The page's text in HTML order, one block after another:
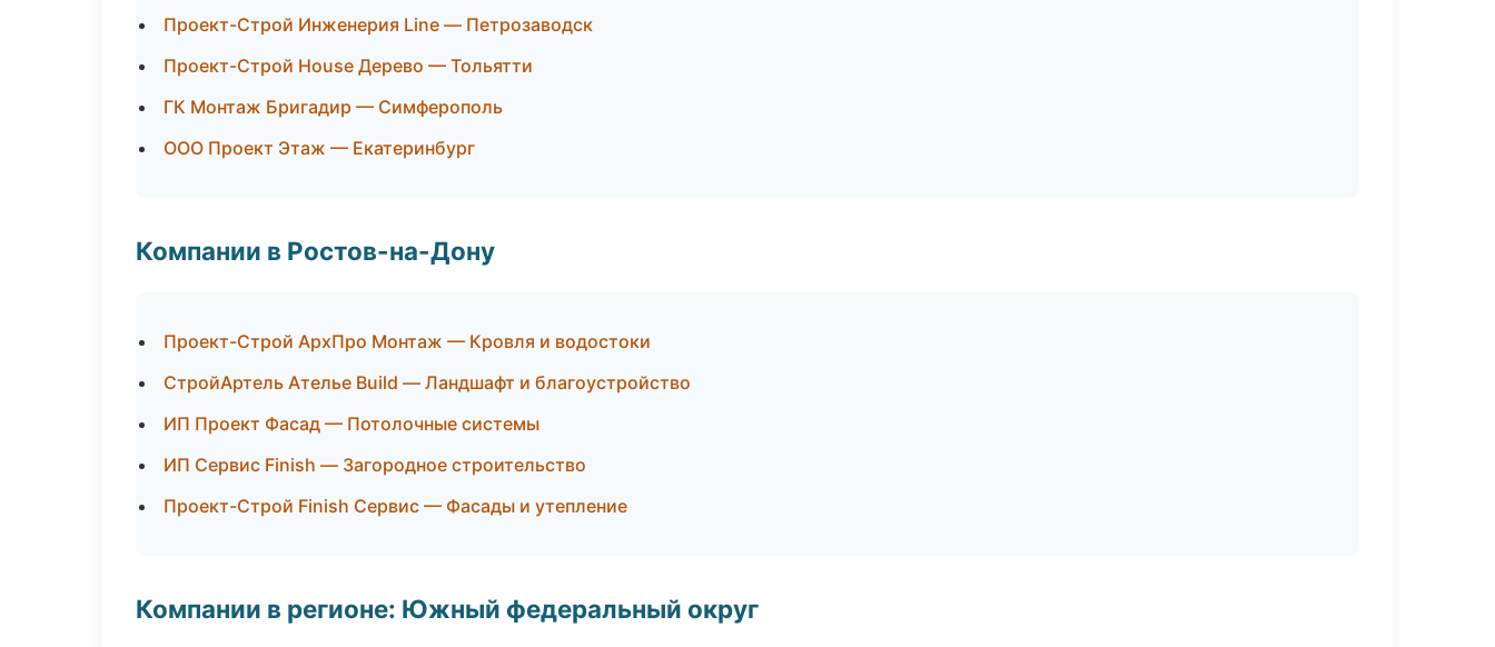
Проект-Строй Инженерия Line — Петрозаводск
Проект-Строй House Дерево — Тольятти
ГК Монтаж Бригадир — Симферополь
ООО Проект Этаж — Екатеринбург
Компании в Ростов-на-Дону
Проект-Строй АрхПро Монтаж — Кровля и водостоки
СтройАртель Ателье Build — Ландшафт и благоустройство
ИП Проект Фасад — Потолочные системы
ИП Сервис Finish — Загородное строительство
Проект-Строй Finish Сервис — Фасады и утепление
Компании в регионе: Южный федеральный округ